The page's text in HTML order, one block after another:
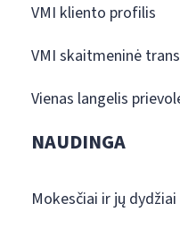
VMI kliento profilis
VMI skaitmeninė
Vienas langelis
NAUDINGA
Mokesčiai ir jų dydžiai